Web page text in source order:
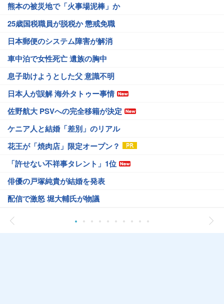
熊本の被災地で「火事場泥棒」か
25歳国税職員が脱税か 懲戒免職
日本郵便のシステム障害が解消
車中泊で女性死亡 遺族の胸中
息子助けようとした父 意識不明
日本人が誤解 海外タトゥー事情
佐野航大 PSVへの完全移籍が決定
ケニア人と結婚「差別」のリアル
花王が「焼肉店」限定オープン？
「許せない不祥事タレント」1位
俳優の戸塚純貴が結婚を発表
配信で激怒 堀大輔氏が物議